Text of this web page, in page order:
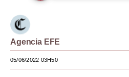
Mundo
México
Agencia EFE
05/06/2022 03H50